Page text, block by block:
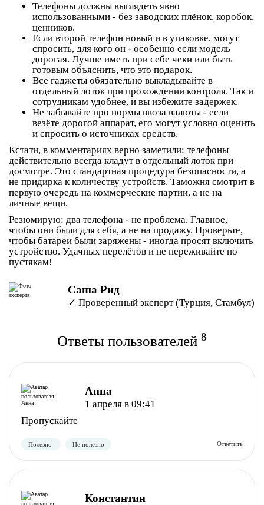
Телефоны должны выглядеть явно
использованными - без заводских плёнок, коробок,
ценников.
Если второй телефон новый и в упаковке, могут
спросить, для кого он - особенно если модель
дорогая. Лучше иметь при себе чеки или быть
готовым объяснить, что это подарок.
Все гаджеты обязательно выкладывайте в
отдельный лотокпри прохождении контроля. Так и
сотрудникам удобнее, и вы избежите задержек.
Не забывайте про нормы ввоза валюты - если
везёте дорогой аппарат, его могут условно оценить
и спросить о источниках средств.
Кстати, в комментариях верно заметили: телефоны
действительно всегда кладут в отдельный лоток при
досмотре. Это стандартная процедура безопасности, а
не придирка к количеству устройств. Таможня смотрит в
первую очередь на коммерческие партии, а не на
личные вещи.
Резюмирую: два телефона - не проблема. Главное,
чтобы они были для себя, а не на продажу. Проверьте,
чтобы батареи были заряжены - иногда просят включить
устройство. Удачных перелётов и не переживайте по
пустякам!
Саша Рид
✓ Проверенный эксперт (Турция, Стамбул)
Ответы пользователей 8
Анна
1 апреля в 09:41
Пропускайте
Константин